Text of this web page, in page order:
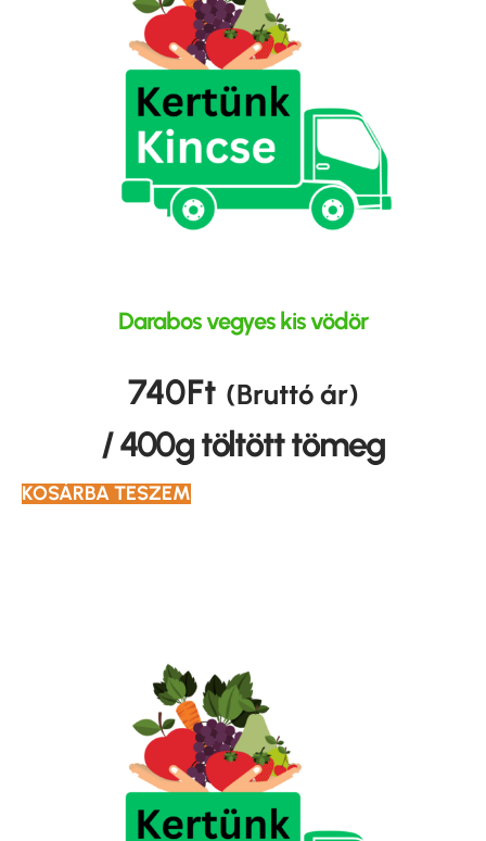
Darabos vegyes kis vödör
740Ft (Bruttó ár)
/ 400g töltött tömeg
KOSÁRBA TESZEM